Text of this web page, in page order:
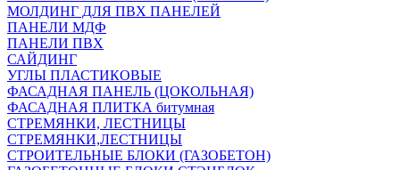
МОЛДИНГ ДЛЯ ПВХ ПАНЕЛЕЙ
ПАНЕЛИ МДФ
ПАНЕЛИ ПВХ
САЙДИНГ
УГЛЫ ПЛАСТИКОВЫЕ
ФАСАДНАЯ ПАНЕЛЬ (ЦОКОЛЬНАЯ)
ФАСАДНАЯ ПЛИТКА битумная
СТРЕМЯНКИ, ЛЕСТНИЦЫ
СТРЕМЯНКИ,ЛЕСТНИЦЫ
СТРОИТЕЛЬНЫЕ БЛОКИ (ГАЗОБЕТОН)